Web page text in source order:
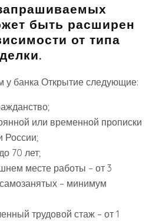
быть расширен
от типа
у банка Открытие следующие:
или временной прописки
России;
70 лет;
месте работы – от 3
– минимум
трудовой стаж – от 1